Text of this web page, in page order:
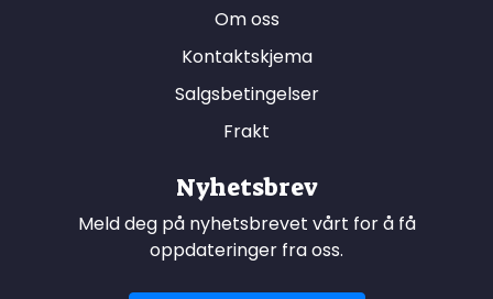
Om oss
Kontaktskjema
Salgsbetingelser
Frakt
Nyhetsbrev
Meld deg på nyhetsbrevet vårt for å få
oppdateringer fra oss.